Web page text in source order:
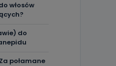
włosów
do
połamane